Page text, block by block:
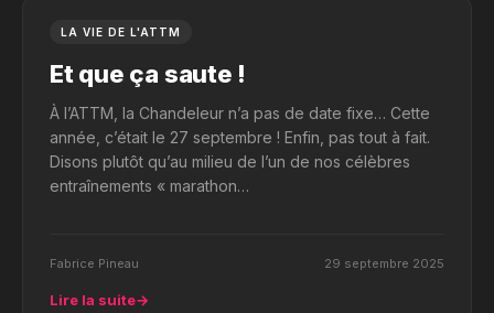
LA VIE DE L'ATTM
Et que ça saute !
À l’ATTM, la Chandeleur n’a pas de date fixe… Cette
année, c’était le 27 septembre ! Enfin, pas tout à fait.
Disons plutôt qu’au milieu de l’un de nos célèbres
entraînements « marathon…
Fabrice Pineau 29 septembre 2025
Lire la suite→